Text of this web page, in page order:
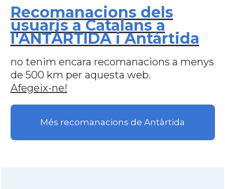
Recomanacions dels
usuaris a Catalans a
l'ANTÀRTIDA i Antàrtida
no tenim encara recomanacions a menys
de 500 km per aquesta web.
Afegeix-ne!
Més recomanacions de Antàrtida